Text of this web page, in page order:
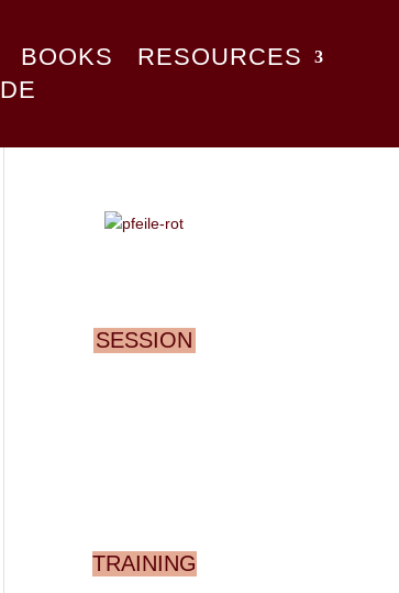
BOOKS
RESOURCES
DE
SESSION
TRAINING